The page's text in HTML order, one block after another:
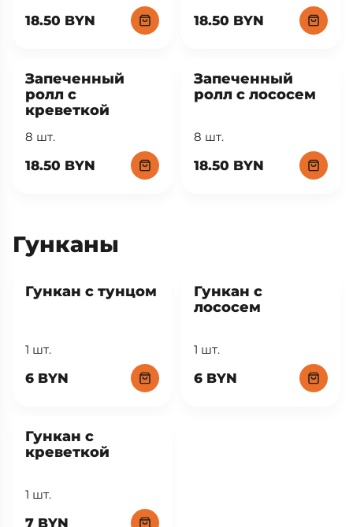
18.50 BYN 18.50 BYN
Запеченный
ролл с
креветкой
8 шт.
18.50 BYN
Запеченный
ролл с лососем
8 шт.
18.50 BYN
Гунканы
Гункан с тунцом
1 шт.
6 BYN
Гункан с
лососем
1 шт.
6 BYN
Гункан с
креветкой
1 шт.
7 BYN